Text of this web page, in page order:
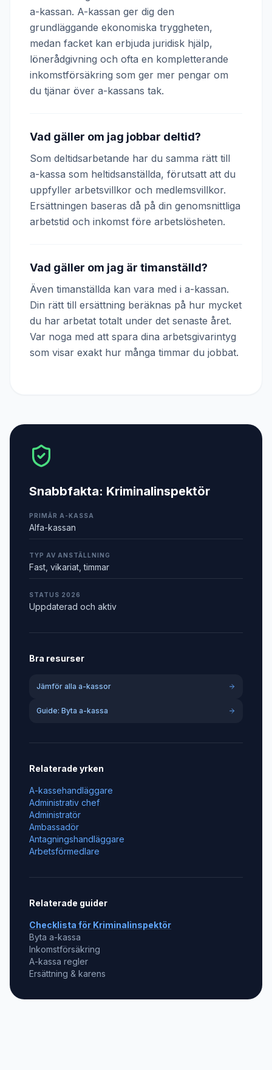
a-kassan. A-kassan ger dig den
grundläggande ekonomiska tryggheten,
medan facket kan erbjuda juridisk hjälp,
lönerådgivning och ofta en kompletterande
inkomstförsäkring som ger mer pengar om
du tjänar över a-kassans tak.
Vad gäller om jag jobbar deltid?
Som deltidsarbetande har du samma rätt till
a-kassa som heltidsanställda, förutsatt att du
uppfyller arbetsvillkor och medlemsvillkor.
Ersättningen baseras då på din genomsnittliga
arbetstid och inkomst före arbetslösheten.
Vad gäller om jag är timanställd?
Även timanställda kan vara med i a-kassan.
Din rätt till ersättning beräknas på hur mycket
du har arbetat totalt under det senaste året.
Var noga med att spara dina arbetsgivarintyg
som visar exakt hur många timmar du jobbat.
Snabbfakta: Kriminalinspektör
PRIMÄR A-KASSA
Alfa-kassan
TYP AV ANSTÄLLNING
Fast, vikariat, timmar
STATUS 2026
Uppdaterad och aktiv
Bra resurser
Jämför alla a-kassor
Guide: Byta a-kassa
Relaterade yrken
A-kassehandläggare
Administrativ chef
Administratör
Ambassadör
Antagningshandläggare
Arbetsförmedlare
Relaterade guider
Checklista för Kriminalinspektör
Byta a-kassa
Inkomstförsäkring
A-kassa regler
Ersättning & karens